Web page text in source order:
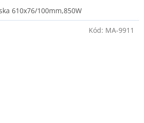
610x76/100mm,850W
Kód: MA-9911